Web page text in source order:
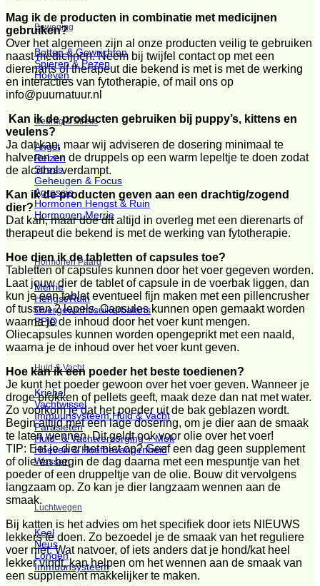
Beweging
Botten & Gewrichten
Spieren & Pezen
Hoeven
Gedrag & Stress
Angst
Reizen
Stress
Geheugen & Focus
Agressie
Hormonen Hengst & Ruin
Hormonen Merrie
Hormonen Paard
Merrie
Hengst/Ruin
Overgewicht/suikerbalans
PPID
Huid & Vacht
Kriebel
Vachtwissel
Immuunsysteem Huid & Vacht
Parasieten
Huid- & Vachtverzorging + Mok
Hoeven & Hoefbevangenheid
Wassen
Luchtwegen
Keel
Neus
Longen
Immuunsysteem
Mag ik de producten in combinatie met medicijnen
gebruiken?
Over het algemeen zijn al onze producten veilig te gebruiken
naast medicijnen. Neem bij twijfel contact op met een
dierenarts of therapeut die bekend is met is met de werking
en interacties van fytotherapie, of mail ons op
info@puurnatuur.nl
Kan ik de producten gebruiken bij puppy’s, kittens en
veulens?
Ja dat kan, maar wij adviseren de dosering minimaal te
halveren en de druppels op een warm lepeltje te doen zodat
de alcohol verdampt.
Kan ik de producten geven aan een drachtig/zogend
dier?
Dat kan, maar doe dit altijd in overleg met een dierenarts of
therapeut die bekend is met de werking van fytotherapie.
Hoe dien ik de tabletten of capsules toe?
Tabletten of capsules kunnen door het voer gegeven worden.
Laat jouw dier de tablet of capsule in de voerbak liggen, dan
kun je een tablet eventueel fijn maken met een pillencrusher
of tussen 2 lepels. Capsules kunnen open gemaakt worden
waarna je de inhoud door het voer kunt mengen.
Oliecapsules kunnen worden opengeprikt met een naald,
waarna je de inhoud over het voer kunt geven.
Hoe kan ik een poeder het beste toedienen?
Je kunt het poeder gewoon over het voer geven. Wanneer je
droge brokken of pellets geeft, maak deze dan nat met water.
Zo voorkom je dat het poeder uit de bak geblazen wordt.
Begin altijd met een lage dosering, om je dier aan de smaak
te laten wennen. Dit geldt ook voor olie over het voer!
TIP: Eet je dier het niet op? Geef een dag geen supplement
of olie en begin de dag daarna met een mespuntje van het
poeder of een druppeltje van de olie. Bouw dit vervolgens
langzaam op. Zo kan je dier langzaam wennen aan de
smaak.
Bij katten is het advies om het specifiek door iets NIEUWS
lekkers te doen. Zo bezoedel je de smaak van het reguliere
voer niet. Wat natvoer, of iets anders dat je hond/kat heel
lekker vindt, kan helpen om het wennen aan de smaak van
een supplement makkelijker te maken.